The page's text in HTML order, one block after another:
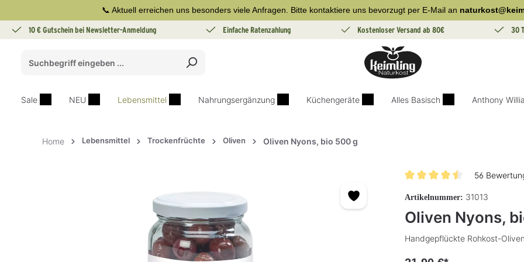
Zur Hauptnavigation springen📞 Aktuell erreichen uns besonders viele Anfragen. Bitte kontaktiere uns bevorzugt per E-Mail an
10 € Gutschein bei Newsletter-Anmeldung Einfache Ratenzahlung Kostenloser Versand ab 80€ 30
Sale NEU Lebensmittel Nahrungsergänzung Küchengeräte Alles Basisch Anthony
Home Lebensmittel Trockenfrüchte Oliven Oliven Nyons, bio 500 g
56
Artikelnummer: 31013
Oliven Nyons,
Handgepflückte Rohkost-